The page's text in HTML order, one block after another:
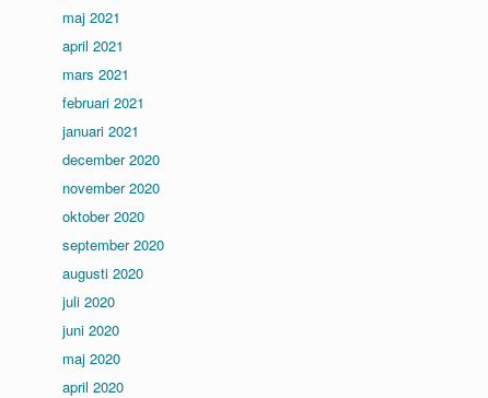
maj 2021
april 2021
mars 2021
februari 2021
januari 2021
december 2020
november 2020
oktober 2020
september 2020
augusti 2020
juli 2020
juni 2020
maj 2020
april 2020